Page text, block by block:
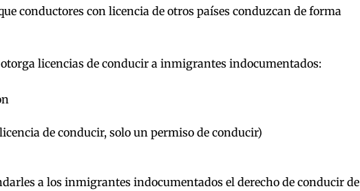
conductores con licencia de otros países conduzcan de forma
licencias de conducir a inmigrantes indocumentados:
de conducir, solo un permiso de conducir)
a los inmigrantes indocumentados el derecho de conducir de